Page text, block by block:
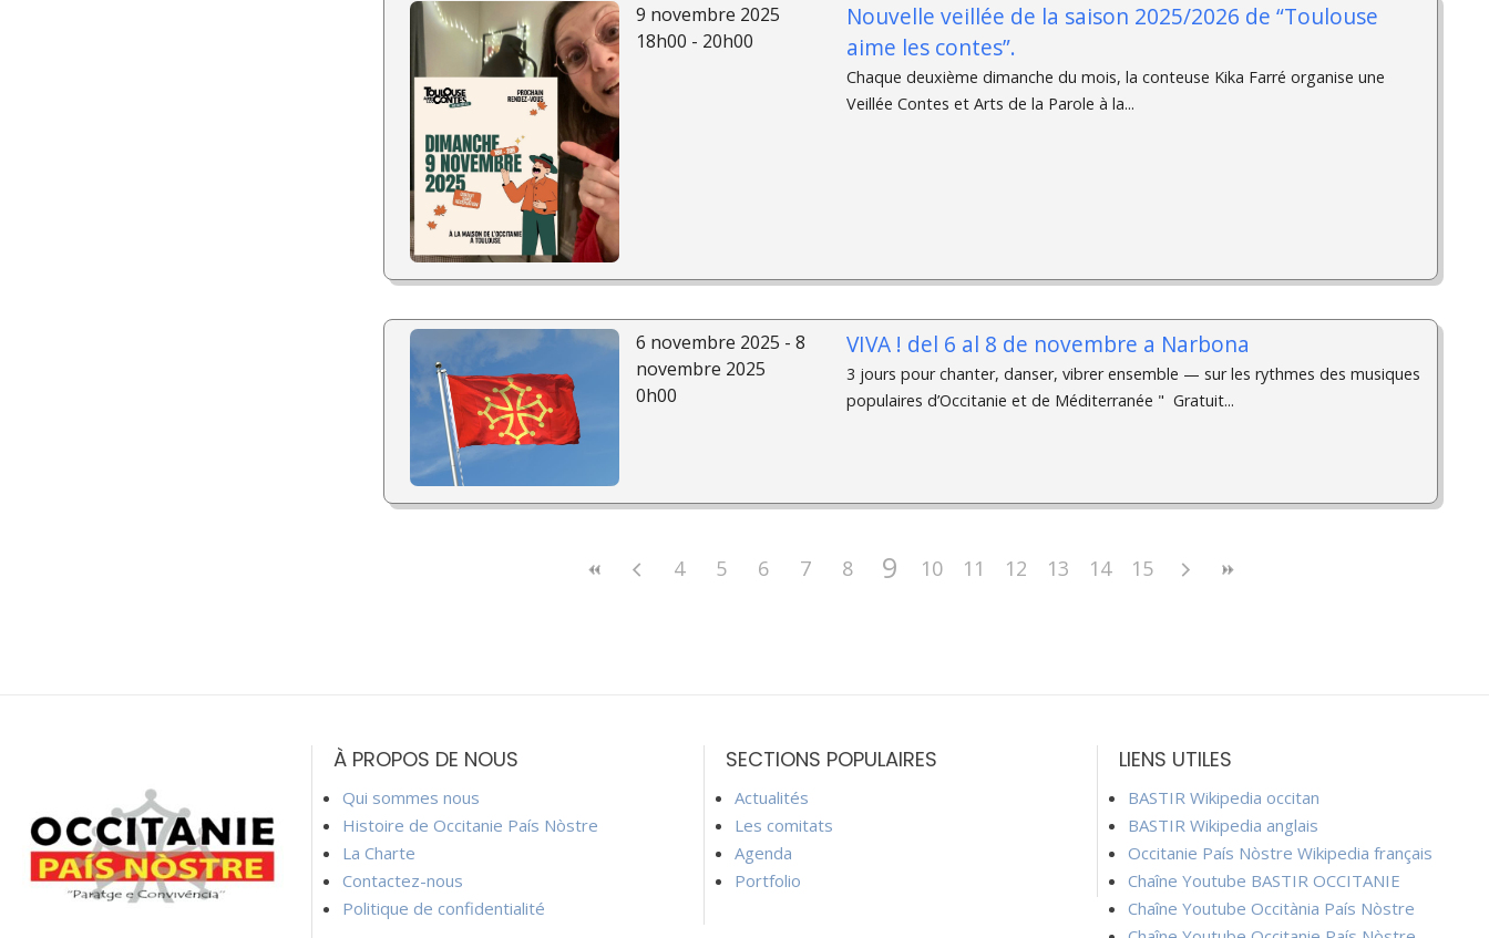
9 novembre 2025
18h00 - 20h00
Nouvelle veillée de la saison 2025/2026 de “Toulouse
aime les contes”.
Chaque deuxième dimanche du mois, la conteuse Kika Farré organise une
Veillée Contes et Arts de la Parole à la...
6 novembre 2025 - 8
novembre 2025
0h00
VIVA ! del 6 al 8 de novembre a Narbona
3 jours pour chanter, danser, vibrer ensemble — sur les rythmes des musiques
populaires d’Occitanie et de Méditerranée " Gratuit...
4 5 6 7 8 9 10 11 12 13 14 15
À PROPOS DE NOUS
Qui sommes nous
Histoire de Occitanie País Nòstre
La Charte
Contactez-nous
Politique de confidentialité
SECTIONS POPULAIRES
Actualités
Les comitats
Agenda
Portfolio
LIENS UTILES
BASTIR Wikipedia occitan
BASTIR Wikipedia anglais
Occitanie País Nòstre Wikipedia français
Chaîne Youtube BASTIR OCCITANIE
Chaîne Youtube Occitània País Nòstre